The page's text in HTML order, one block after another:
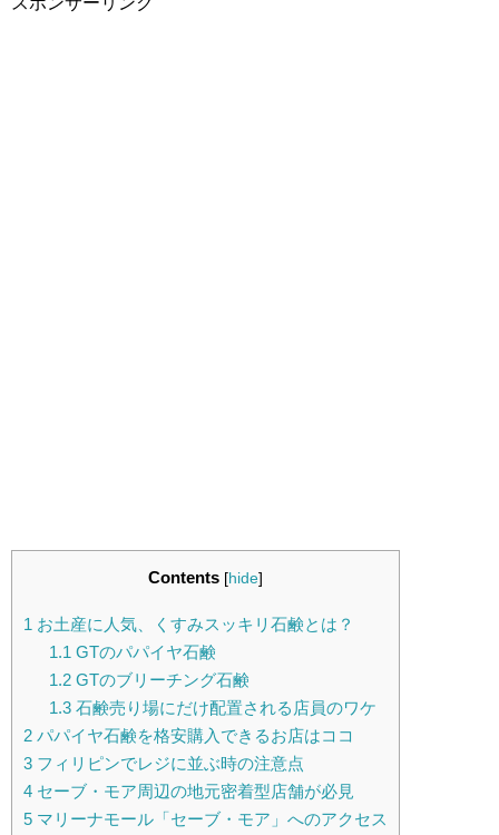
Contents [hide]
1 お土産に人気、くすみスッキリ石鹸とは？
1.1 GTのパパイヤ石鹸
1.2GTのブリーチング石鹸
1.3石鹸売り場にだけ配置される店員のワケ
2 パパイヤ石鹸を格安購入できるお店はココ
3 フィリピンでレジに並ぶ時の注意点
4 セーブ・モア周辺の地元密着型店舗が必見
5 マリーナモール「セーブ・モア」へのアクセス